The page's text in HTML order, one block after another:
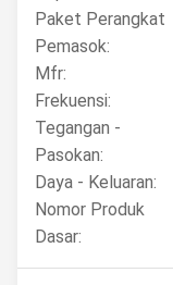
Paket Perangkat
Pemasok:
Mfr:
Frekuensi:
Tegangan -
Pasokan:
Daya - Keluaran:
Nomor Produk
Dasar: